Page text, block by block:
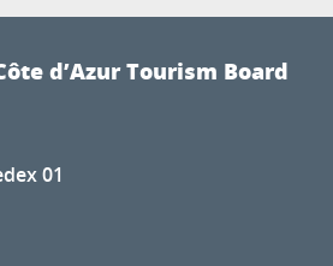
d’Azur Tourism Board
01